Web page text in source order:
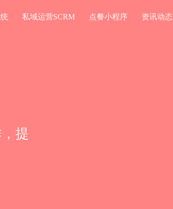
私域运营SCRM 点餐小程序 资讯动态
提